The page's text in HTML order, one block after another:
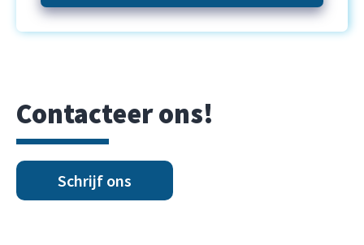
Contacteer ons!
Schrijf ons